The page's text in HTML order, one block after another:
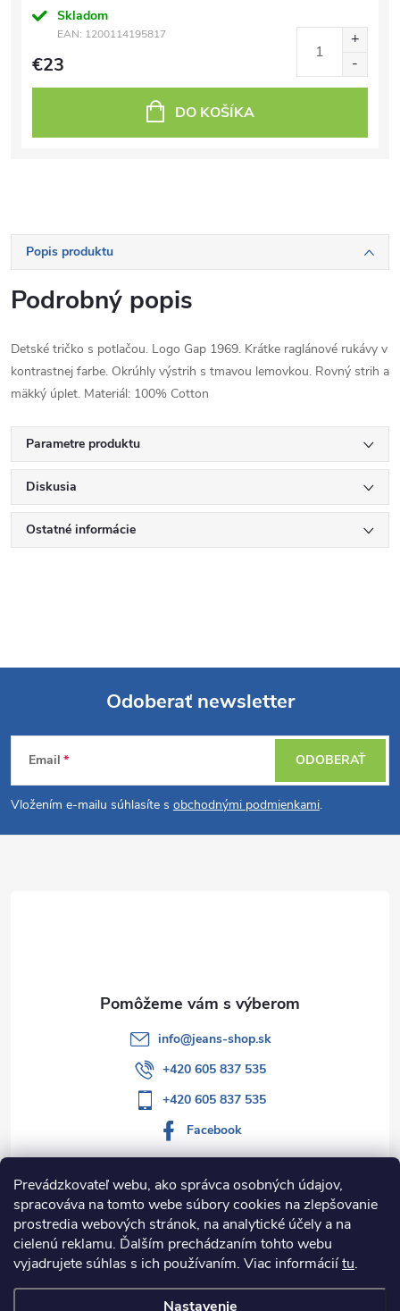
Prevádzkovateľ webu, ako správca osobných údajov,
spracováva na tomto webe súbory cookies na zlepšovanie
prostredia webových stránok, na analytické účely a na
cielenú reklamu. Ďalším prechádzaním tohto webu
vyjadrujete súhlas s ich používaním. Viac informáciítu.
Nastavenie
Skladom
EAN: 1200114195817
€23
DO KOŠÍKA
Popis produktu
Podrobný popis
Detské tričko s potlačou. Logo Gap 1969. Krátke raglánové rukávy v
kontrastnej farbe. Okrúhly výstrih s tmavou lemovkou. Rovný strih a
mäkký úplet. Materiál: 100% Cotton
Parametre produktu
Diskusia
Ostatné informácie
Z
á
p
Odoberať newsletter
Email
Vložením e-mailu súhlasíte s obchodnými podmienkami.
ODOBERAŤ
Informácie pre vás
Kategórie
info@jeans-shop.sk
+420 605 837 535
+420 605 837 535
Facebook